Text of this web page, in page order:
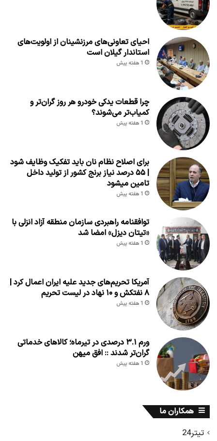
احیای تعاونی‌های مرزنشینان از اولویت‌های
استاندار گیلان است
1 هفته پیش
چرا قطعات یدکی خودرو هر روز گران‌تر و
کمیاب‌تر می‌شوند؟
1 هفته پیش
برای اصلاح نظام نان باید تفکیک وظایف شود
| ۵۵ درصد نیاز برنج کشور از تولید داخل
تامین میشود
1 هفته پیش
توافقنامه راهبردی سازمان منطقه آزاد انزلی با
«تیتان دیزل» امضا شد
1 هفته پیش
آمریکا تحریم‌های جدید علیه ایران اعمال کرد |
۸ نفتکش و ۱۰ نهاد در لیست تحریم
1 هفته پیش
ورم ۳.۱ درصدی در تیرماه؛ کالاهای خدماتی
گران‌تر شدند :: افق میهن
1 هفته پیش
همکاران ما
تیتر24